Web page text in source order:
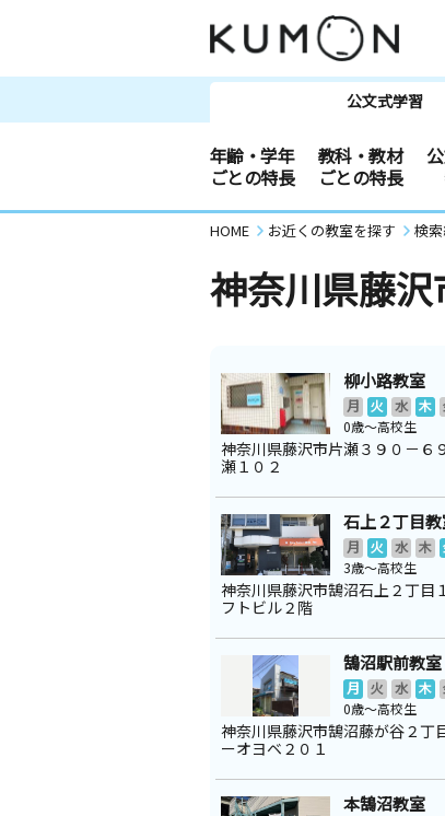
公文式学習
年齢・学年
ごとの特長
教科・教材
ごとの特長
HOME お近くの教室を探す 検
神奈川県藤
柳小路教室
月 火 水 木
0歳～高校生
神奈川県藤沢市片瀬３９０－
瀬１０２
石上２丁目
月 火 水 木
3歳～高校生
神奈川県藤沢市鵠沼石上２丁
フトビル２階
鵠沼駅前教室
月 火 水 木
0歳～高校生
神奈川県藤沢市鵠沼藤が谷２
ーオヨベ２０１
本鵠沼教室